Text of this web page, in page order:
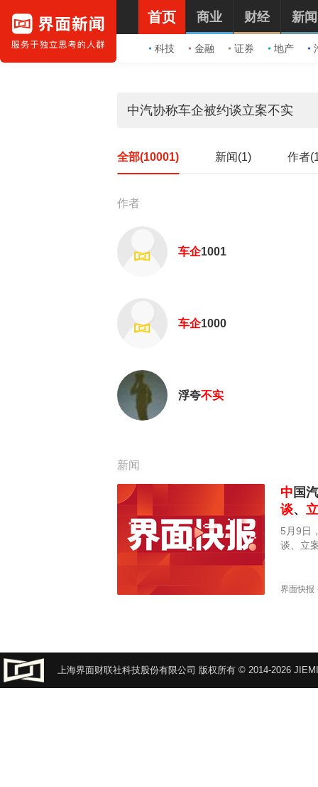
首页
科技 金融 证券 地产
商业 财经 新闻
全部(10001) 新闻(1) 作者
作者
车企1001
车企1000
浮夸不实
新闻
中 国汽
谈、
5月9日
谈、立
措以主
界面快报
上海界面财联社科技股份有限公司 版权所有 © 2014-2026